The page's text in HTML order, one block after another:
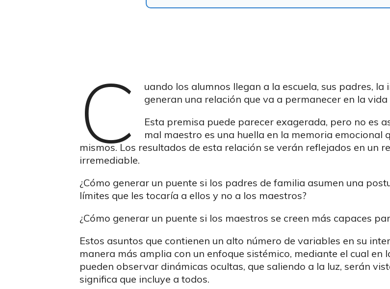
C
uando los alumnos llegan a la escuela, sus padres,
generan una relación que va a permanecer en la
Esta premisa puede parecer exagerada, pero no es
mal maestro es una huella en la memoria emocional
mismos. Los resultados de esta relación se verán reflejados en un
irremediable.
¿Cómo generar un puente si los padres de familia asumen una
límites que les tocaría a ellos y no a los maestros?
¿Cómo generar un puente si los maestros se creen más capaces
Estos asuntos que contienen un alto número de variables en su
manera más amplia con un enfoque sistémico, mediante el cual en
pueden observar dinámicas ocultas, que saliendo a la luz, serán
significa que incluye a todos.